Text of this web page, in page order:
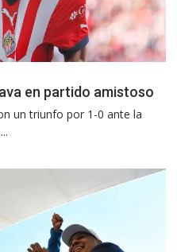
en partido amistoso
un triunfo por 1-0 ante la